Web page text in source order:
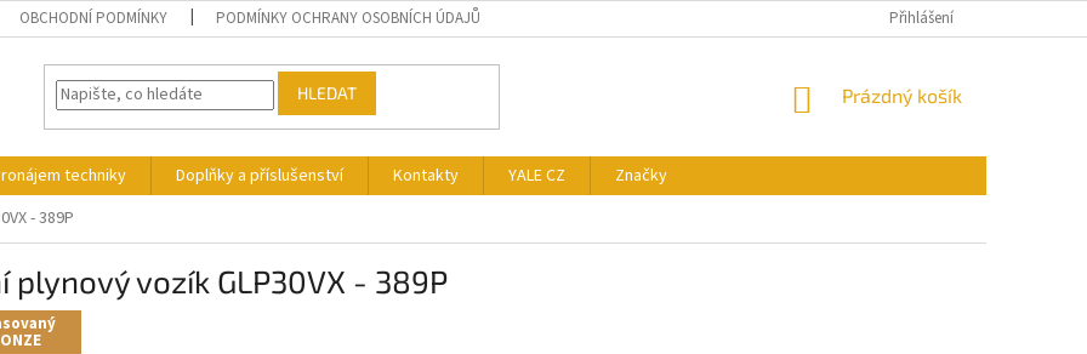
OBCHODNÍ PODMÍNKY PODMÍNKY OCHRANY OSOBNÍCH ÚDAJŮ Přihlášení
HLEDAT
NÁKUPNÍ
Prázdný košík
techniky Doplňky a příslušenství Kontakty YALE CZ
Značky
- 389P
plynový vozík GLP30VX - 389P